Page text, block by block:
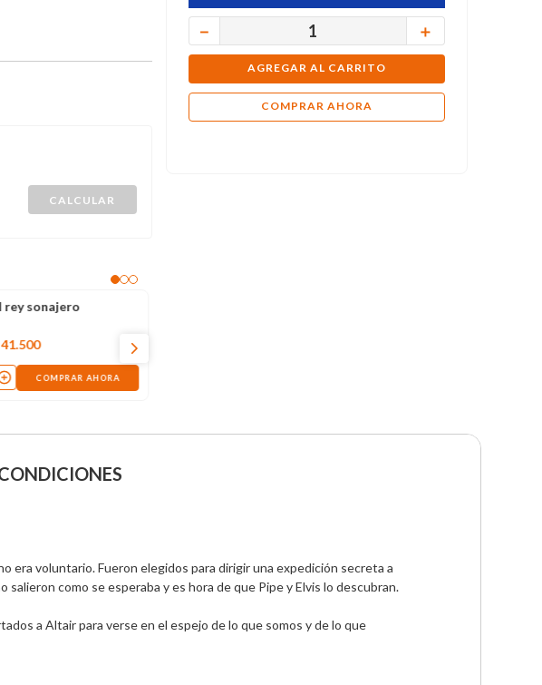
rey sonajero
41.500
COMPRAR AHORA
＋
－
AGREGAR AL CARRITO
COMPRAR AHORA
era voluntario. Fueron elegidos para dirigir una expedición secreta a
como se esperaba y es hora de que Pipe y Elvis lo descubran.
a Altair para verse en el espejo de lo que somos y de lo que